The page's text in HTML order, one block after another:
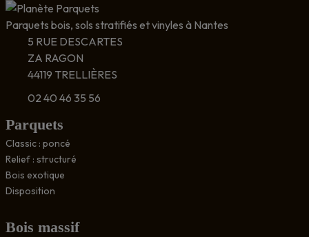
Parquets bois, sols stratifiés et vinyles à Nantes
5 RUE DESCARTES
ZA RAGON
44119 TRELLIÈRES
02 40 46 35 56
Parquets
Classic : poncé
Relief : structuré
Bois exotique
Disposition
Bois massif